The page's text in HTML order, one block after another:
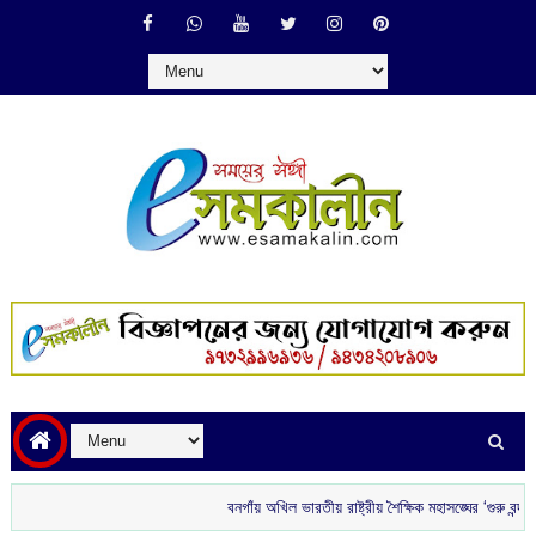
বনগাঁয় অখিল ভারতীয় রাষ্ট্রীয় শৈক্ষিক মহাসঙ্ঘের ‘গুরু বন্দন’